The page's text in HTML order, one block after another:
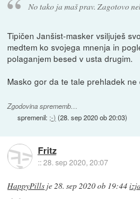
No tako ja maš prav. Zagotovo
Tipičen Janšist-masker vsiljuješ
medtem ko svojega mnenja in
polaganjem besed v usta drugim.
Masko gor da te tale prehladek ne
Zgodovina sprememb…
spremenil: ;-) (28. sep 2020 ob 20:03)
Fritz
::28. sep 2020, 20:07
HappyPills je28. sep 2020 ob 19:44